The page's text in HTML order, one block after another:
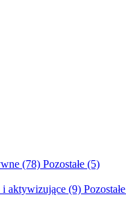
(78) Pozostałe (5)
aktywizujące (9) Pozostałe